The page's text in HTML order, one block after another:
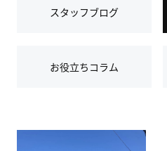
スタッフブログ
お役立ちコラム